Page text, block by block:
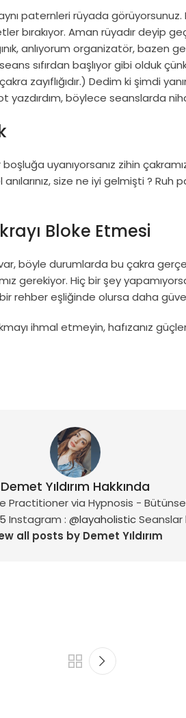
aynı paternleri rüyada
bırakıyor. Aman rüyadır deyip
anlıyorum organizatör, bazen
sıfırdan başlıyor gibi olduk
zayıflığıdır.) Dedim ki şimdi
böylece seanslarda
uyanıyorsanız zihin
size ne iyi gelmişti ? Ruh
Bloke Etmesi
böyle durumlarda bu çakra
gerekiyor. Hiç bir şey
rehber eşliğinde olursa daha
ihmal etmeyin, hafızanız
Demet Yıldırım Hakkında
via Hypnosis -
Instagram :@layaholisticSeanslar
all posts by Demet Yıldırım